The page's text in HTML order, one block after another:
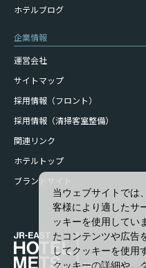
ホテルブログ
企業情報
運営会社
サイトマップ
採用情報（フロント）
採用情報（清掃客室整備）
関連リンク
ホテルトップ
ブランドサイト
当ウェブサイトでは
客様により適したサ
ッキーを使用してい
たコンテンツや広告
してクッキーを使用
クッキーの詳細や、